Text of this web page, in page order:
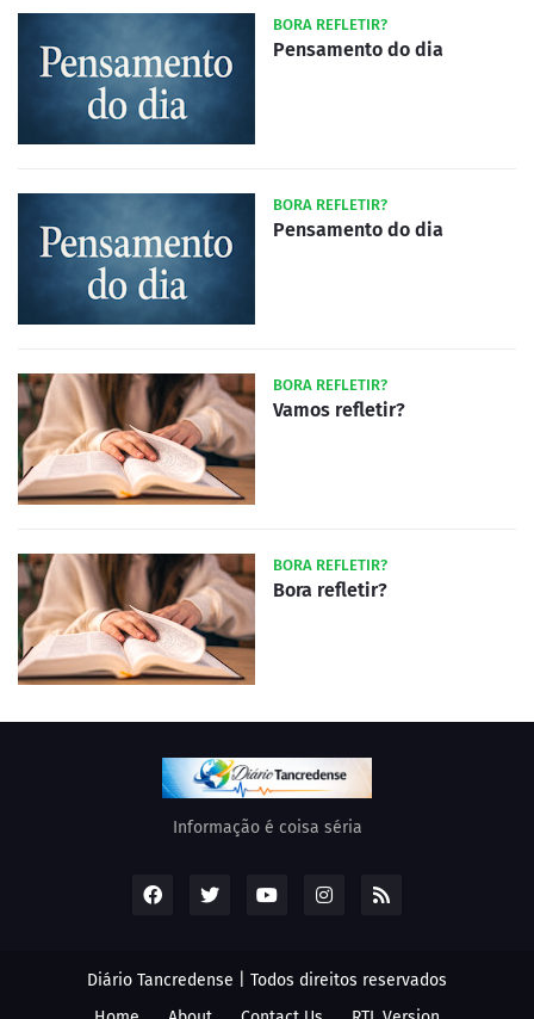
BORA REFLETIR?
Pensamento do dia
BORA REFLETIR?
Pensamento do dia
BORA REFLETIR?
Vamos refletir?
BORA REFLETIR?
Bora refletir?
Informação é coisa séria
Diário Tancredense | Todos direitos reservados